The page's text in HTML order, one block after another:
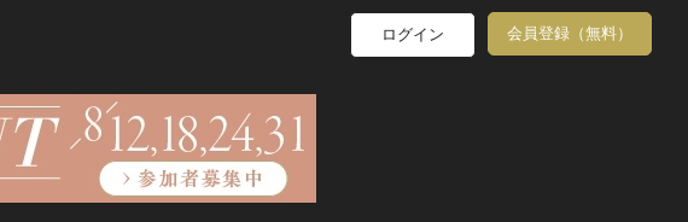
ログイン 会員登録（無料）